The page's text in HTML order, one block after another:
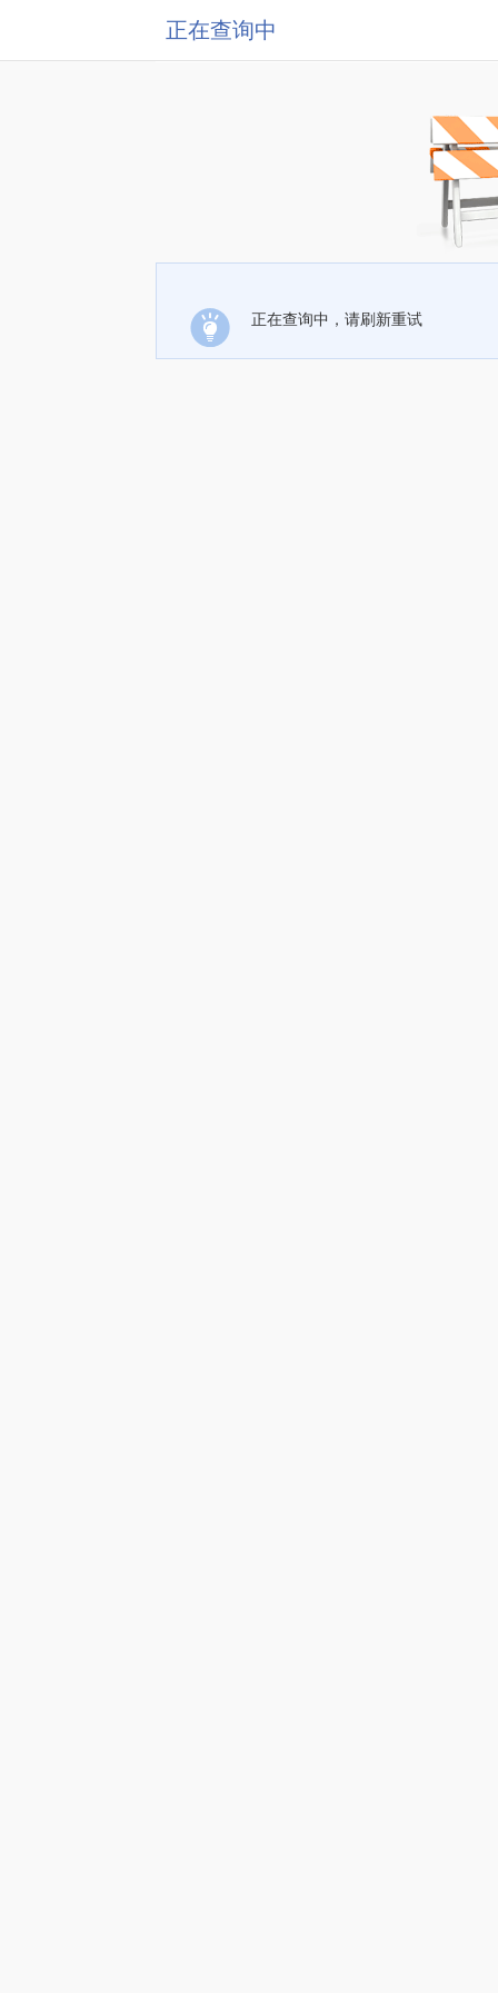
正在查询中
正在查询中，请刷新重试